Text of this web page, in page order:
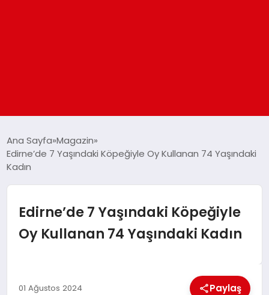
GÜNDEM
DÜNYA
EĞITIM
Ana Sayfa Magazin
Edirne’de 7 Yaşındaki Köpeğiyle Oy Kullanan 74 Yaşındaki
Kadın
Edirne’de 7 Yaşındaki Köpeğiyle
Oy Kullanan 74 Yaşındaki Kadın
01 Ağustos 2024 Paylaş